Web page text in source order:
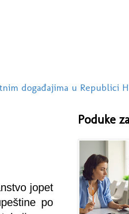
događajima u Republici
jopet
po
Poduke